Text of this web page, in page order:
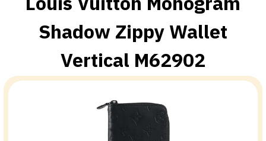
Shadow Zippy Wallet
Vertical M62902